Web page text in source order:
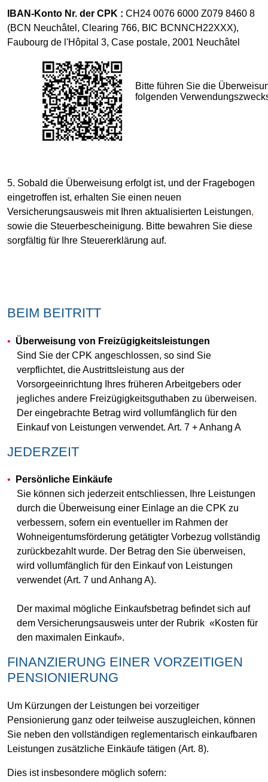
IBAN-Konto Nr. der CPK : CH24 0076 6000 Z079 8460 8
(BCN Neuchâtel, Clearing 766, BIC BCNNCH22XXX),
Faubourg de l'Hôpital 3, Case postale, 2001 Neuchâtel
Bitte führen Sie die
folgenden
5. Sobald die Überweisung erfolgt ist, und der Fragebogen
eingetroffen ist, erhalten Sie einen neuen
Versicherungsausweis mit Ihren aktualisierten Leistungen,
sowie die Steuerbescheinigung. Bitte bewahren Sie diese
sorgfältig für Ihre Steuererklärung auf.
BEIM BEITRITT
Überweisung von Freizügigkeitsleistungen
Sind Sie der CPK angeschlossen, so sind Sie
verpflichtet, die Austrittsleistung aus der
Vorsorgeeinrichtung Ihres früheren Arbeitgebers oder
jegliches andere Freizügigkeitsguthaben zu überweisen.
Der eingebrachte Betrag wird vollumfänglich für den
Einkauf von Leistungen verwendet. Art. 7 + Anhang A
JEDERZEIT
Persönliche Einkäufe
Sie können sich jederzeit entschliessen, Ihre Leistungen
durch die Überweisung einer Einlage an die CPK zu
verbessern, sofern ein eventueller im Rahmen der
Wohneigentumsförderung getätigter Vorbezug vollständig
zurückbezahlt wurde. Der Betrag den Sie überweisen,
wird vollumfänglich für den Einkauf von Leistungen
verwendet (Art. 7 und Anhang A).
Der maximal mögliche Einkaufsbetrag befindet sich auf
dem Versicherungsausweis unter der Rubrik «Kosten für
den maximalen Einkauf».
FINANZIERUNG EINER VORZEITIGEN
PENSIONIERUNG
Um Kürzungen der Leistungen bei vorzeitiger
Pensionierung ganz oder teilweise auszugleichen, können
Sie neben den vollständigen reglementarisch einkaufbaren
Leistungen zusätzliche Einkäufe tätigen (Art. 8).
Dies ist insbesondere möglich sofern: